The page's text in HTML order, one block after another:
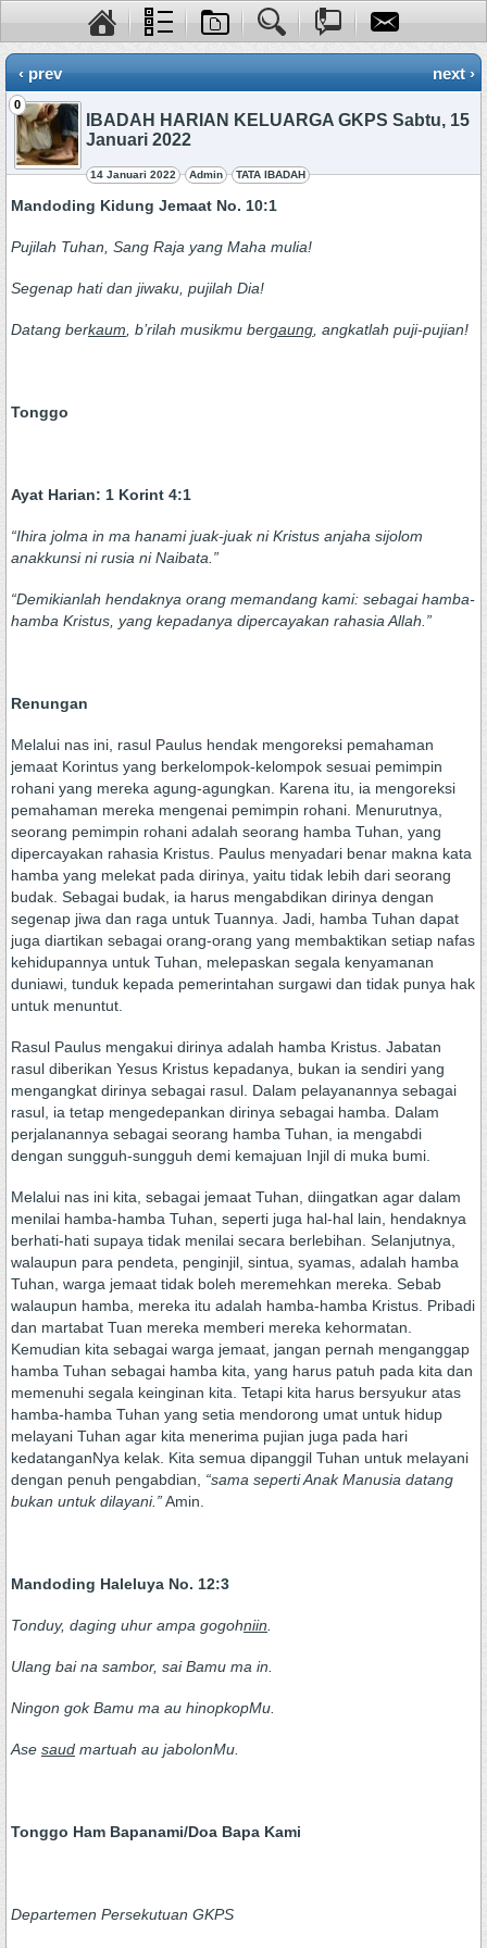
‹ prev next ›
0
IBADAH HARIAN KELUARGA GKPS Sabtu, 15
Januari 2022
14 Januari 2022 Admin TATA IBADAH
Mandoding Kidung Jemaat No. 10:1
Pujilah Tuhan, Sang Raja yang Maha mulia!
Segenap hati dan jiwaku, pujilah Dia!
Datang berkaum , b’rilah musikmu bergaung , angkatlah puji-pujian!
Tonggo
Ayat Harian: 1 Korint 4:1
“Ihira jolma in ma hanami juak-juak ni Kristus anjaha sijolom
anakkunsi ni rusia ni Naibata. ”
“Demikianlah hendaknya orang memandang kami: sebagai hamba-
hamba Kristus, yang kepadanya dipercayakan rahasia Allah. ”
Renungan
Melalui nas ini, rasul Paulus hendak mengoreksi pemahaman
jemaat Korintus yang berkelompok-kelompok sesuai pemimpin
rohani yang mereka agung-agungkan. Karena itu, ia mengoreksi
pemahaman mereka mengenai pemimpin rohani. Menurutnya,
seorang pemimpin rohani adalah seorang hamba Tuhan, yang
dipercayakan rahasia Kristus. Paulus menyadari benar makna kata
hamba yang melekat pada dirinya, yaitu tidak lebih dari seorang
budak. Sebagai budak, ia harus mengabdikan dirinya dengan
segenap jiwa dan raga untuk Tuannya. Jadi, hamba Tuhan dapat
juga diartikan sebagai orang-orang yang membaktikan setiap nafas
kehidupannya untuk Tuhan, melepaskan segala kenyamanan
duniawi, tunduk kepada pemerintahan surgawi dan tidak punya hak
untuk menuntut.
Rasul Paulus mengakui dirinya adalah hamba Kristus. Jabatan
rasul diberikan Yesus Kristus kepadanya, bukan ia sendiri yang
mengangkat dirinya sebagai rasul. Dalam pelayanannya sebagai
rasul, ia tetap mengedepankan dirinya sebagai hamba. Dalam
perjalanannya sebagai seorang hamba Tuhan, ia mengabdi
dengan sungguh-sungguh demi kemajuan Injil di muka bumi.
Melalui nas ini kita, sebagai jemaat Tuhan, diingatkan agar dalam
menilai hamba-hamba Tuhan, seperti juga hal-hal lain, hendaknya
berhati-hati supaya tidak menilai secara berlebihan. Selanjutnya,
walaupun para pendeta, penginjil, sintua, syamas, adalah hamba
Tuhan, warga jemaat tidak boleh meremehkan mereka. Sebab
walaupun hamba, mereka itu adalah hamba-hamba Kristus. Pribadi
dan martabat Tuan mereka memberi mereka kehormatan.
Kemudian kita sebagai warga jemaat, jangan pernah menganggap
hamba Tuhan sebagai hamba kita, yang harus patuh pada kita dan
memenuhi segala keinginan kita. Tetapi kita harus bersyukur atas
hamba-hamba Tuhan yang setia mendorong umat untuk hidup
melayani Tuhan agar kita menerima pujian juga pada hari
kedatanganNya kelak. Kita semua dipanggil Tuhan untuk melayani
dengan penuh pengabdian, “sama seperti Anak Manusia datang
bukan untuk dilayani. ”Amin.
Mandoding Haleluya No. 12:3
Tonduy, daging uhur ampa gogohniin
Ulang bai na sambor, sai Bamu ma in
Ningon gok Bamu ma au hinopkopMu
Ase saud martuah au jabolonMu.
Tonggo Ham Bapanami/Doa Bapa Kami
Departemen Persekutuan GKPS